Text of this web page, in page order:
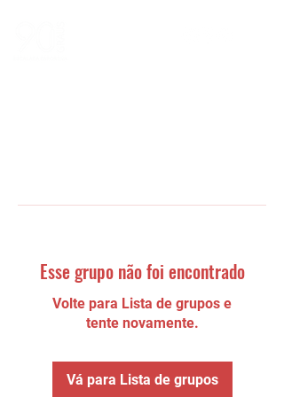
Esse grupo não foi encontrado
Volte para Lista de grupos e
tente novamente.
Vá para Lista de grupos